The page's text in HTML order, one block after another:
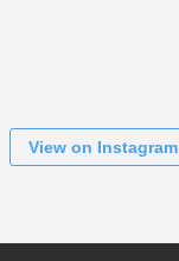
View on Instagram